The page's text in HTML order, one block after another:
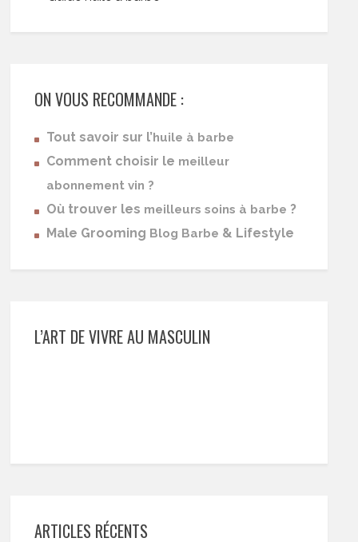
ON VOUS RECOMMANDE :
Tout savoir sur l’huile à barbe
Comment choisir le meilleur
abonnement vin ?
Où trouver les meilleurs soins à barbe ?
Male Grooming Blog Barbe & Lifestyle
L’ART DE VIVRE AU MASCULIN
ARTICLES RÉCENTS